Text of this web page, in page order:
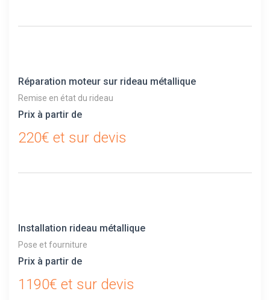
Réparation moteur sur rideau métallique
Remise en état du rideau
Prix à partir de
220€ et sur devis
Installation rideau métallique
Pose et fourniture
Prix à partir de
1190€ et sur devis